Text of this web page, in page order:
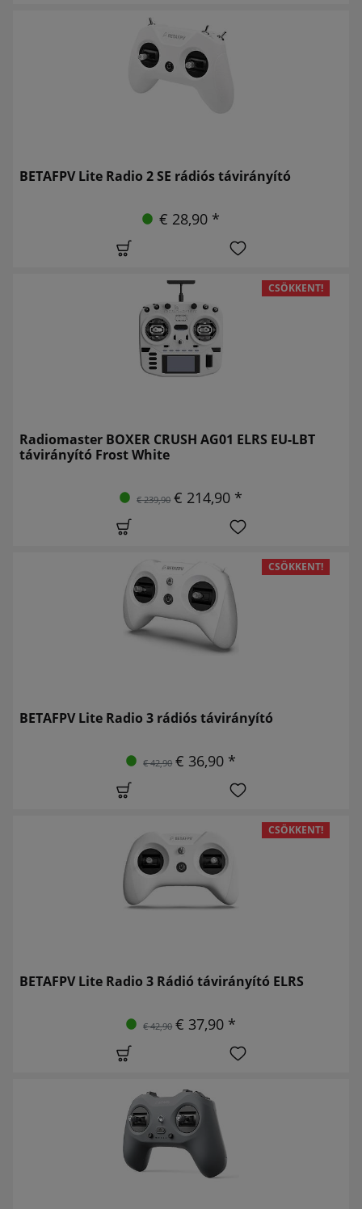
BETAFPV Lite Radio 2 SE rádiós távirányító
€ 28,90 *
CSÖKKENT!
Radiomaster BOXER CRUSH AG01 ELRS EU-LBT
távirányító Frost White
€ 239,90 € 214,90 *
CSÖKKENT!
BETAFPV Lite Radio 3 rádiós távirányító
€ 42,90 € 36,90 *
CSÖKKENT!
BETAFPV Lite Radio 3 Rádió távirányító ELRS
€ 42,90 € 37,90 *